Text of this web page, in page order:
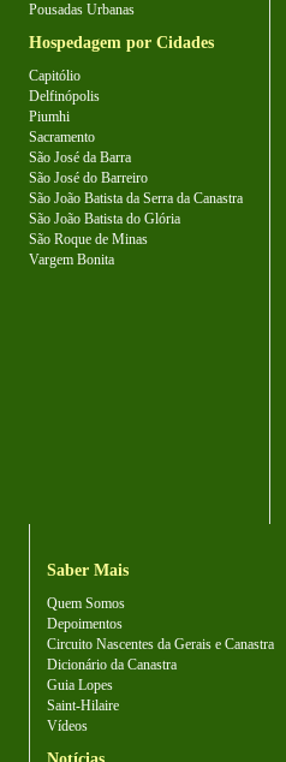
Pousadas Urbanas
Hospedagem por Cidades
Capitólio
Delfinópolis
Piumhi
Sacramento
São José da Barra
São José do Barreiro
São João Batista da Serra da Canastra
São João Batista do Glória
São Roque de Minas
Vargem Bonita
Saber Mais
Quem Somos
Depoimentos
Circuito Nascentes da Gerais e Canastra
Dicionário da Canastra
Guia Lopes
Saint-Hilaire
Vídeos